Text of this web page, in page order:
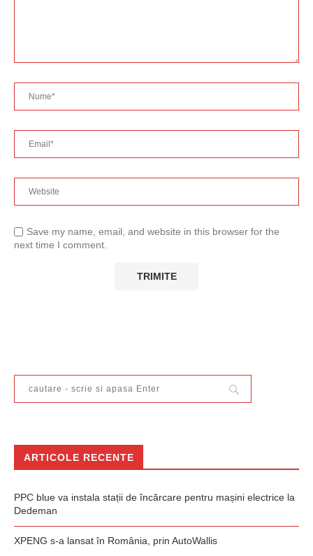
Save my name, email, and website in this browser for the
next time I comment.
ARTICOLE RECENTE
PPC blue va instala stații de încărcare pentru mașini electrice la
Dedeman
XPENG s-a lansat în România, prin AutoWallis